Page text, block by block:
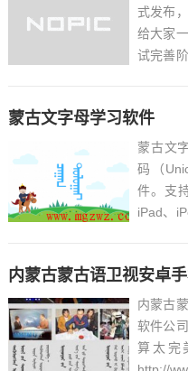
式发布
给大家
试完善
蒙古文字母学习软件
蒙古文
码（
件。支
iPad、
内蒙古蒙古语卫视安卓
内蒙古
软件公
算太完